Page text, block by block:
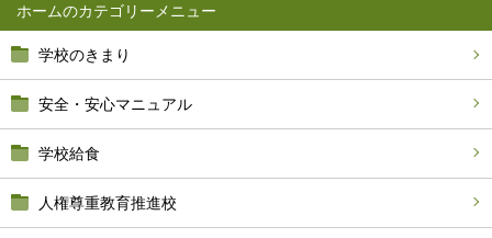
ホーム
学校のきまり
安全・安心マニュアル
学校給食
人権尊重教育推進校